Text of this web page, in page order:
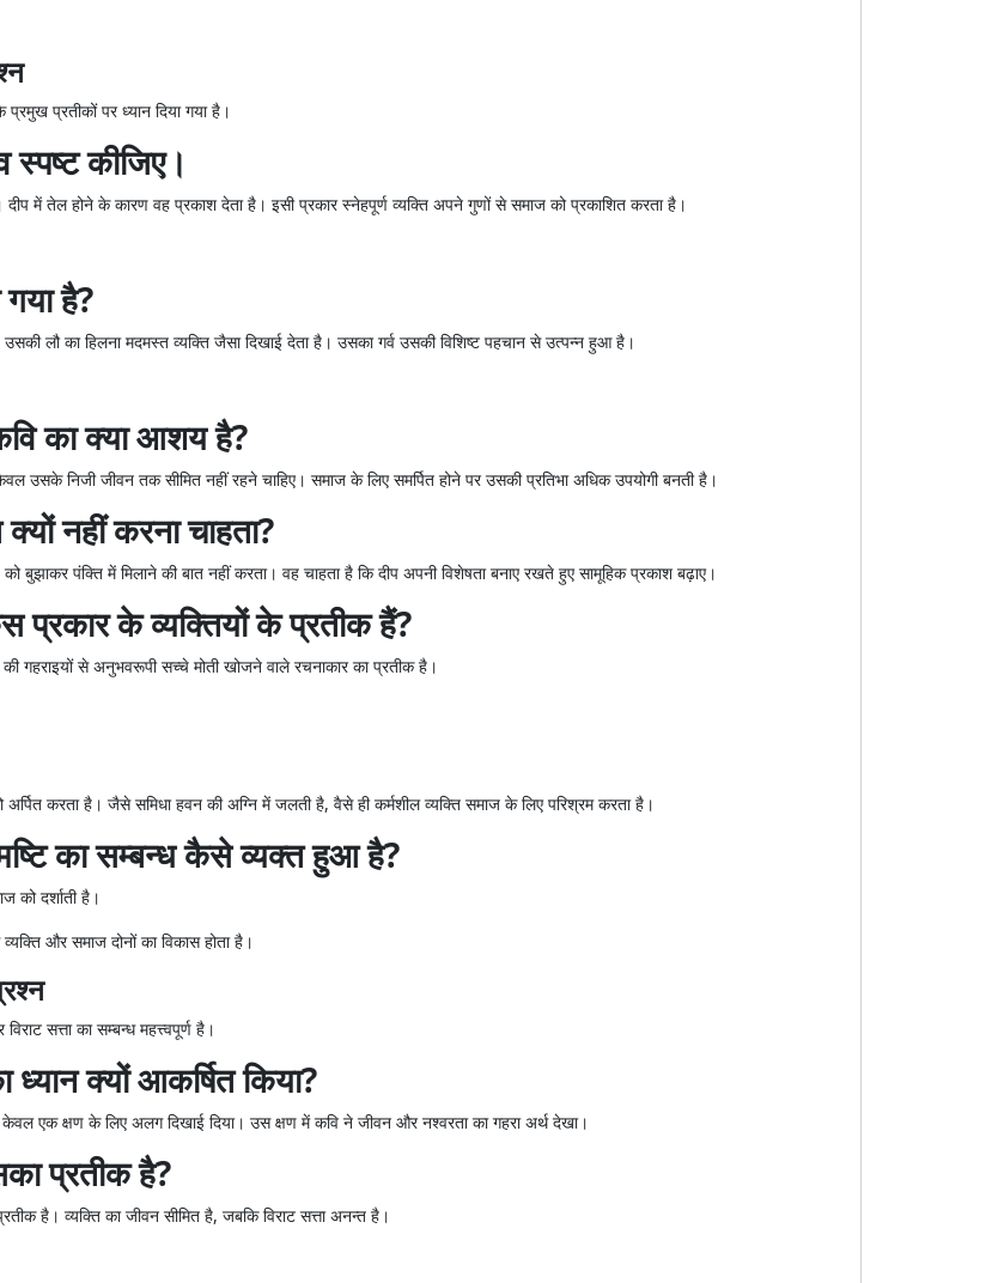
प्रतीकों पर ध्यान दिया गया है।
स्पष्ट कीजिए।
में तेल होने के कारण वह प्रकाश देता है। इसी प्रकार स्नेहपूर्ण व्यक्ति अपने गुणों से समाज को प्रकाशित करता है।
गया है?
लौ का हिलना मदमस्त व्यक्ति जैसा दिखाई देता है। उसका गर्व उसकी विशिष्ट पहचान से उत्पन्न हुआ है।
का क्या आशय है?
उसके निजी जीवन तक सीमित नहीं रहने चाहिए। समाज के लिए समर्पित होने पर उसकी प्रतिभा अधिक उपयोगी बनती है।
नहीं करना चाहता?
बुझाकर पंक्ति में मिलाने की बात नहीं करता। वह चाहता है कि दीप अपनी विशेषता बनाए रखते हुए सामूहिक प्रकाश बढ़ाए।
प्रकार के व्यक्तियों के प्रतीक हैं?
की गहराइयों से अनुभवरूपी सच्चे मोती खोजने वाले रचनाकार का प्रतीक है।
अर्पित करता है। जैसे समिधा हवन की अग्नि में जलती है, वैसे ही कर्मशील व्यक्ति समाज के लिए परिश्रम करता है।
का सम्बन्ध कैसे व्यक्त हुआ है?
को दर्शाती है।
और समाज दोनों का विकास होता है।
सत्ता का सम्बन्ध महत्त्वपूर्ण है।
क्यों आकर्षित किया?
एक क्षण के लिए अलग दिखाई दिया। उस क्षण में कवि ने जीवन और नश्वरता का गहरा अर्थ देखा।
प्रतीक है?
है। व्यक्ति का जीवन सीमित है, जबकि विराट सत्ता अनन्त है।